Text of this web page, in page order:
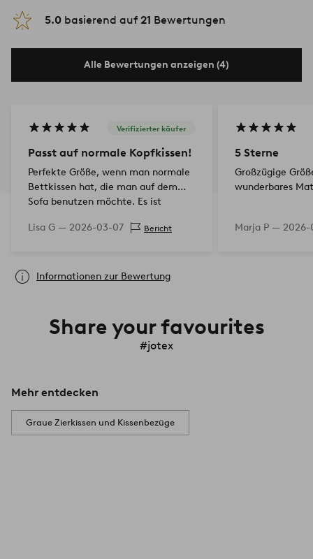
5.0 basierend auf 21 Bewertungen
Alle Bewertungen anzeigen (4)
Verifizierter käufer
Passt auf normale Kopfkissen!
Perfekte Größe, wenn man normale
Bettkissen hat, die man auf dem
Sofa benutzen möchte. Es ist
anderem als Kissenbezügen zu
Lisa G — 2026-03-07 Bericht
5 Sterne
Großzügige
wunderbares
Marja P — 2026-
Informationen zur Bewertung
Share your favourites
#jotex
Mehr entdecken
Graue Zierkissen und Kissenbezüge